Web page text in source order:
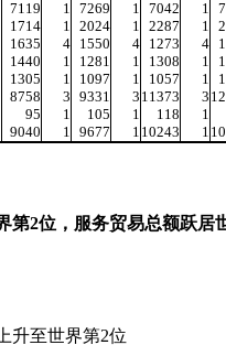
7119 1 7269 1 7042 1
1714 1 2024 1 2287 1
1635 4 1550 4 1273 4
1440 1 1281 1 1308 1
1305 1 1097 1 1057 1
8758 3 9331 3 11373 3
95 1 105 1 118 1
9040 1 9677 1 10243 1
第2位，服务贸易总额跃居
至世界第2位